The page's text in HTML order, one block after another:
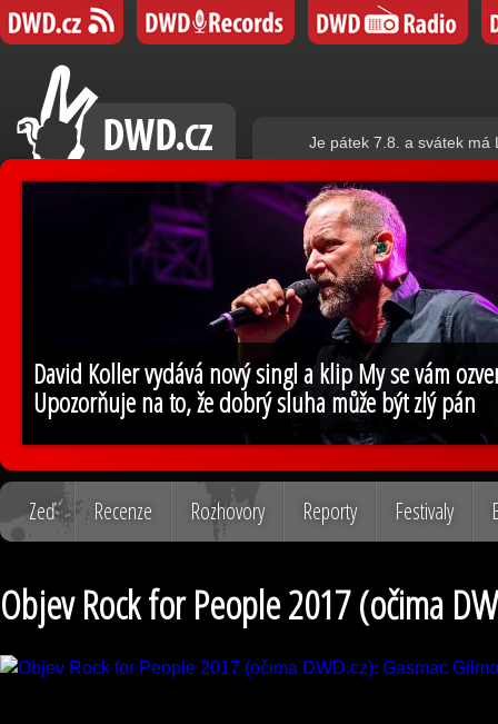
Je pátek 7.8. a svátek má
David Koller vydává nový singl a klip My se vám
Upozorňuje na to, že dobrý sluha může být zlý pán
Zeď Recenze Rozhovory Reporty Festivaly
Objev Rock for People 2017 (očima